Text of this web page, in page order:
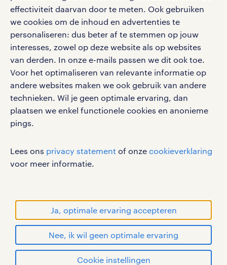
effectiviteit daarvan door te meten. Ook gebruiken
we cookies om de inhoud en advertenties te
personaliseren: dus beter af te stemmen op jouw
interesses, zowel op deze website als op websites
van derden. In onze e-mails passen we dit ook toe.
Voor het optimaliseren van relevante informatie op
andere websites maken we ook gebruik van andere
technieken. Wil je geen optimale ervaring, dan
plaatsen we enkel functionele cookies en anonieme
pings.
Lees ons privacy statement of onze cookieverklaring
voor meer informatie.
Ja, optimale ervaring accepteren
Nee, ik wil geen optimale ervaring
Cookie instellingen
Volg ons voor de leukste content omtrent
vacatures, solliciteren en inspiratie.
werken bij randstad
gebruikersvoorwaarden
privacystatement
cookies
handelsmerken van Randstad N.V.
© Randstad 2026